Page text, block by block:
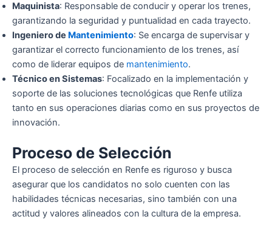
Maquinista: Responsable de conducir y operar los trenes,
garantizando la seguridad y puntualidad en cada trayecto.
Ingeniero de Mantenimiento: Se encarga de supervisar y
garantizar el correcto funcionamiento de los trenes, así
como de liderar equipos de mantenimiento.
Técnico en Sistemas: Focalizado en la implementación y
soporte de las soluciones tecnológicas que Renfe utiliza
tanto en sus operaciones diarias como en sus proyectos de
innovación.
Proceso de Selección
El proceso de selección en Renfe es riguroso y busca
asegurar que los candidatos no solo cuenten con las
habilidades técnicas necesarias, sino también con una
actitud y valores alineados con la cultura de la empresa.